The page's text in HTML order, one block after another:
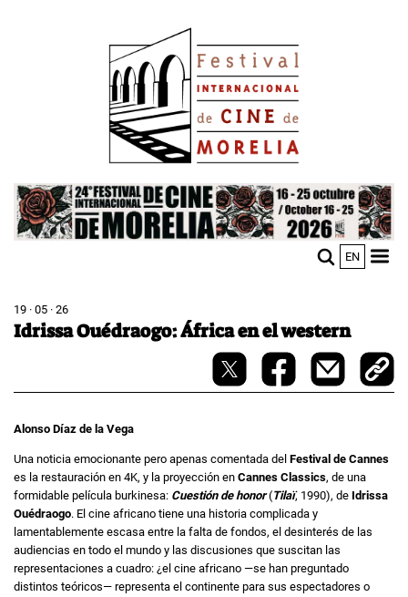
Image
EN
19 · 05 · 26
Idrissa Ouédraogo: África en el western
Alonso Díaz de la Vega
Una noticia emocionante pero apenas comentada del Festival de Cannes
es la restauración en 4K, y la proyección en Cannes Classics, de una
formidable película burkinesa: Cuestión de honor(Tilaï, 1990), de Idrissa
Ouédraogo. El cine africano tiene una historia complicada y
lamentablemente escasa entre la falta de fondos, el desinterés de las
audiencias en todo el mundo y las discusiones que suscitan las
representaciones a cuadro: ¿el cine africano —se han preguntado
distintos teóricos— representa el continente para sus espectadores o